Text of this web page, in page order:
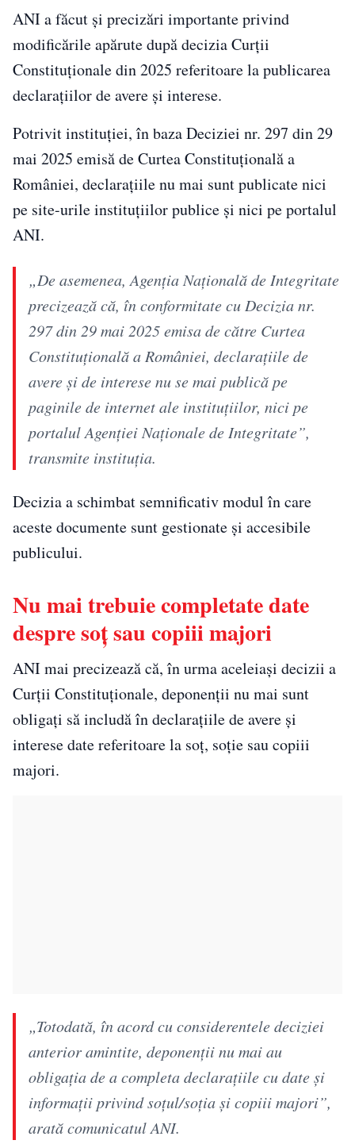
ANI a făcut și precizări importante privind
modificările apărute după decizia Curții
Constituționale din 2025 referitoare la publicarea
declarațiilor de avere și interese.
Potrivit instituției, în baza Deciziei nr. 297 din 29
mai 2025 emisă de Curtea Constituțională a
României, declarațiile nu mai sunt publicate nici
pe site-urile instituțiilor publice și nici pe portalul
ANI.
„De asemenea, Agenția Națională de Integritate
precizează că, în conformitate cu Decizia nr.
297 din 29 mai 2025 emisa de către Curtea
Constituțională a României, declarațiile de
avere și de interese nu se mai publică pe
paginile de internet ale instituțiilor, nici pe
portalul Agenției Naționale de Integritate”,
transmite instituția.
Decizia a schimbat semnificativ modul în care
aceste documente sunt gestionate și accesibile
publicului.
Nu mai trebuie completate date
despre soț sau copiii majori
ANI mai precizează că, în urma aceleiași decizii a
Curții Constituționale, deponenții nu mai sunt
obligați să includă în declarațiile de avere și
interese date referitoare la soț, soție sau copiii
majori.
„Totodată, în acord cu considerentele deciziei
anterior amintite, deponenții nu mai au
obligația de a completa declarațiile cu date și
informații privind soțul/soția și copiii majori”,
arată comunicatul ANI.